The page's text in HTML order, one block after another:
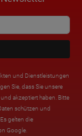
und Dienstleistungen
Sie, dass Sie unsere
akzeptiert haben. Bitte
schützen und
gelten die
Google.